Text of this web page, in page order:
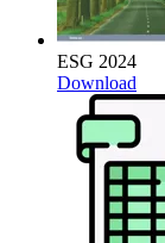
ESG 2024
Download